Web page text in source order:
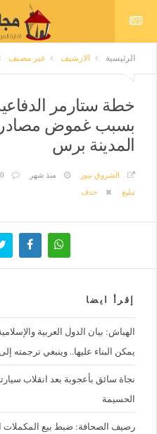
الرئيسية الارشيف غير مصنف
خطة ستارمر
بسبب غموض مصادر
المدينة برس
الشروق نيوز منذ شهر 0 تعليق
تبليغ
حذف
إقرأ ايضا
الهباش: بيان الدول العربية
يمكن البناء عليها.. وينبغي ترجمته
نجاة سائق بأعجوبة بعد انقلاب
الحسيمة
رصيف الصحافة: ضبط بيع المكملات